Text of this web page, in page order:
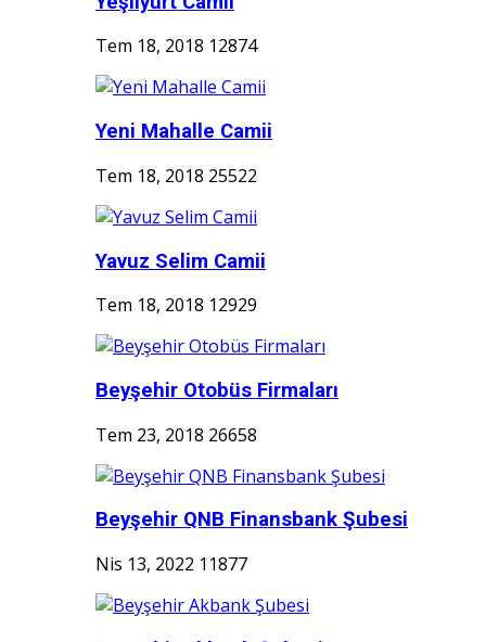
Tem 18, 2018 12874
Yeni Mahalle Camii
Tem 18, 2018 25522
Yavuz Selim Camii
Tem 18, 2018 12929
Beyşehir Otobüs Firmaları
Tem 23, 2018 26658
Beyşehir QNB Finansbank Şubesi
Nis 13, 2022 11877